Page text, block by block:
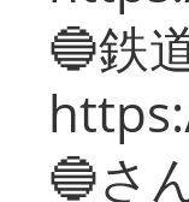
🔵鉄
🔵さ